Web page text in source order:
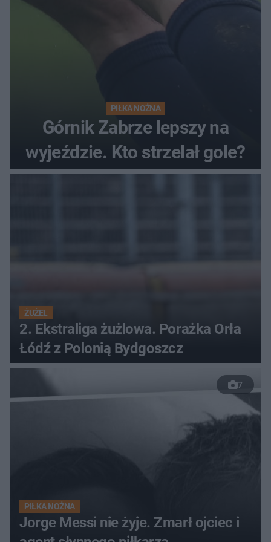
PIŁKA NOŻNA
Górnik Zabrze lepszy na
wyjeździe. Kto strzelał gole?
ŻUŻEL
2. Ekstraliga żużlowa. Porażka Orła
Łódź z Polonią Bydgoszcz
7
PIŁKA NOŻNA
Jorge Messi nie żyje. Zmarł ojciec i